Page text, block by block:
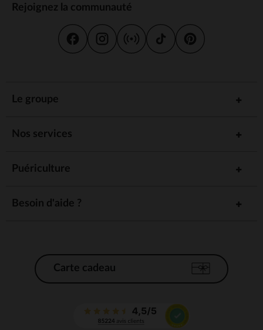
Rejoignez la communauté
Le groupe
Nos services
Puériculture
Besoin d'aide ?
Carte cadeau